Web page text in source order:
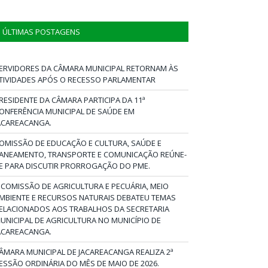
ÚLTIMAS POSTAGENS
DA CÂMARA MUNICIPAL RETORNAM ÀS
APÓS O RECESSO PARLAMENTAR
DA CÂMARA PARTICIPA DA 11ª
MUNICIPAL DE SAÚDE EM
DE EDUCAÇÃO E CULTURA, SAÚDE E
TRANSPORTE E COMUNICAÇÃO REÚNE-
PARA DISCUTIR PRORROGAÇÃO DO PME.
DE AGRICULTURA E PECUÁRIA, MEIO
E RECURSOS NATURAIS DEBATEU TEMAS
AOS TRABALHOS DA SECRETARIA
DE AGRICULTURA NO MUNICÍPIO DE
MUNICIPAL DE JACAREACANGA REALIZA 2ª
ORDINÁRIA DO MÊS DE MAIO DE 2026.